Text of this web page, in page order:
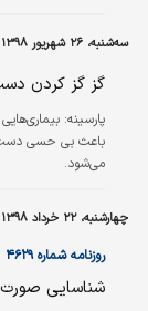
بی‌واسطه به شبکه
فعالیت نورون‌های
سه‌شنبه، ۲۶ شهریور ۱۳۹۸
گز گز کردن
پارسینه:
باعث بی حسی
می‌شود.
چهارشنبه، ۲۲ خرداد ۱۳۹۸
روزنامه شماره ۴۶۲۹
شناسایی صورت